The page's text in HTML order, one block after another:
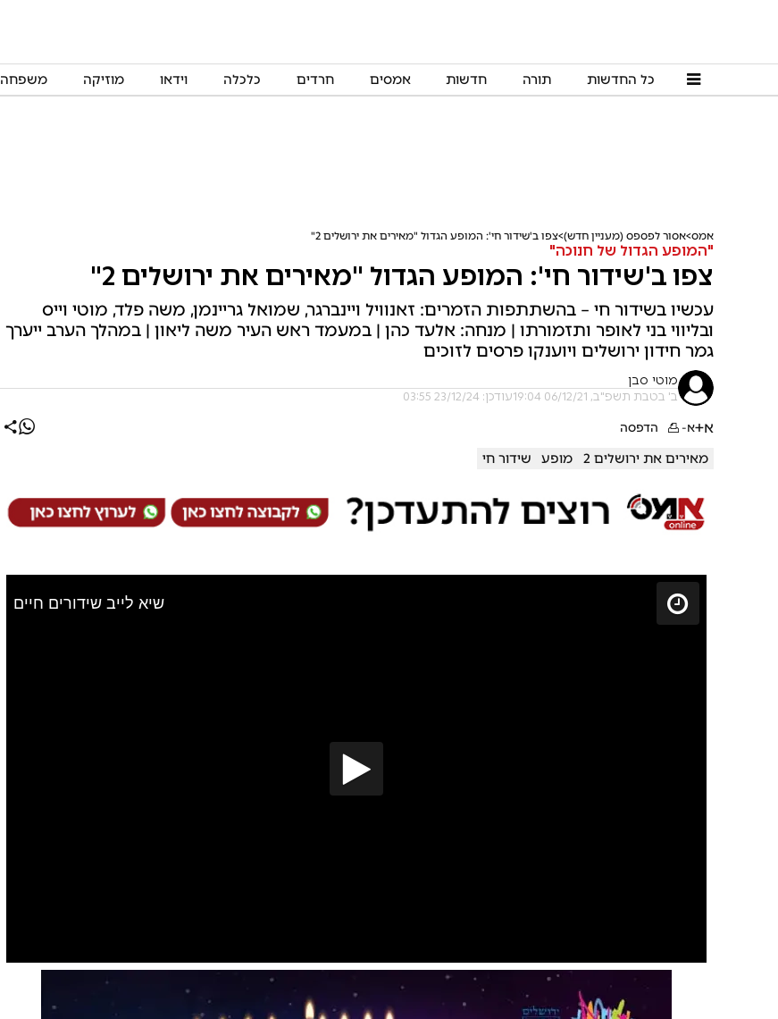
כל החדשות תורה חדשות אמסים חרדים כלכלה וידאו מוזיקה משפחה
אמס אסור לפספס (מעניין חדש) צפו ב'שידור חי': המופע הגדול "מאירים את ירושלים 2"
"המופע הגדול של חנוכה"
צפו ב'שידור חי': המופע הגדול "מאירים את ירושלים 2"
עכשיו בשידור חי – בהשתתפות הזמרים: זאנוויל ויינברגר, שמואל גריינמן, משה פלד, מוטי וייס
ובליווי בני לאופר ותזמורתו | מנחה: אלעד כהן | במעמד ראש העיר משה ליאון | במהלך הערב ייערך
גמר חידון ירושלים ויוענקו פרסים לזוכים
מוטי סבן
ב' בטבת תשפ"ב, 06/12/21 19:04 עודכן: 23/12/24 03:55
א+א- הדפסה
מאירים את ירושלים 2 מופע שידור חי